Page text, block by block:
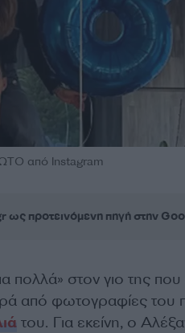
από Instagram
προτεινόμενη πηγή στην
πολλά» στον γιο της
από φωτογραφίες του
του. Για εκείνη, ο